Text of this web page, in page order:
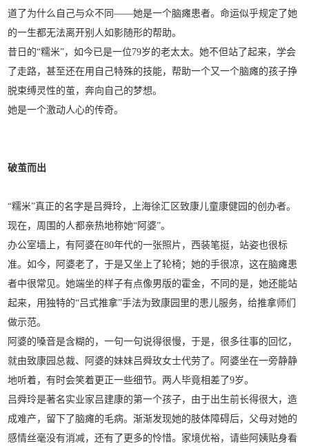
道了为什么自己与众不同——她是一个脑瘫患者。命运似乎规定了她
的一生都无法离开别人如影随形的帮助。
昔日的“糯米”，如今已是一位79岁的老太太。她不但站了起来，学会
了走路，甚至还在用自己特殊的技能，帮助一个又一个脑瘫的孩子挣
脱束缚灵性的茧，奔向自己的梦想。
她是一个激动人心的传奇。
破茧而出
“糯米”真正的名字是吕舜玲，上海徐汇区致康儿童康健园的创办者。
现在，周围的人都亲热地称她“阿婆”。
办公室墙上，有阿婆在80年代的一张照片，西装笔挺，站姿也很标
准。如今，阿婆老了，于是又坐上了轮椅；她的手很凉，这在脑瘫患
者中很常见。她端坐的样子有点像男版的霍金，不同的是，她还能站
起来，用独特的“吕式推拿”手法为致康园里的患儿服务，给推拿师们
做示范。
阿婆的嗓音是含糊的，一句一句说得很慢，于是，很多往事的回忆，
就由致康园总裁、阿婆的妹妹吕舜玫女士代劳了。阿婆坐在一旁静静
地听着，有时会笑着更正一些细节。两人毕竟相差了9岁。
吕舜玲是著名实业家吕建康的第一个孩子，由于出生前长得很大，造
成难产，留下了脑瘫的毛病。渐渐发现她的肢体障碍后，父母对她的
感情丝毫没有消减，还有了更多的怜惜。家境优裕，请些阿姨贴身看